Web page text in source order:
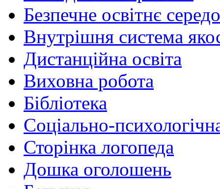
Безпечне освітнє
Внутрішня система
Дистанційна освіта
Виховна робота
Бібліотека
Соціально-
Сторінка логопеда
Дошка оголошень